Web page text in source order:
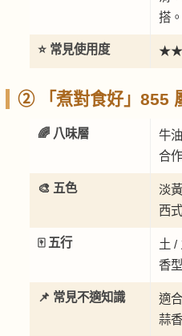
搭。
⭐ 常見使用度
② 「煮對食好」855
🌈 八味層
牛
合
🎨 五色
淡
西
🀄 五行
土 /
香
📌 常見不適知識
適
蒜